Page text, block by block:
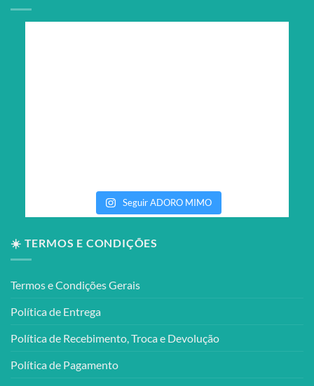
Seguir ADORO MIMO
☀️ TERMOS E CONDIÇÕES
Termos e Condições Gerais
Política de Entrega
Política de Recebimento, Troca e Devolução
Política de Pagamento